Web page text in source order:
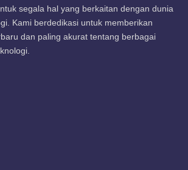
segala hal yang berkaitan dengan dunia
Kami berdedikasi untuk memberikan
dan paling akurat tentang berbagai